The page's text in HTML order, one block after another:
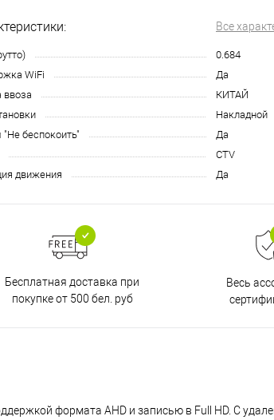
Все
0.684
WiFi
Да
ввоза
КИТАЙ
Накладной
беспокоить"
Да
CTV
движения
Да
Бесплатная доставка при
покупке от 500 бел. руб
Весь
формата AHD и записью в Full HD. С